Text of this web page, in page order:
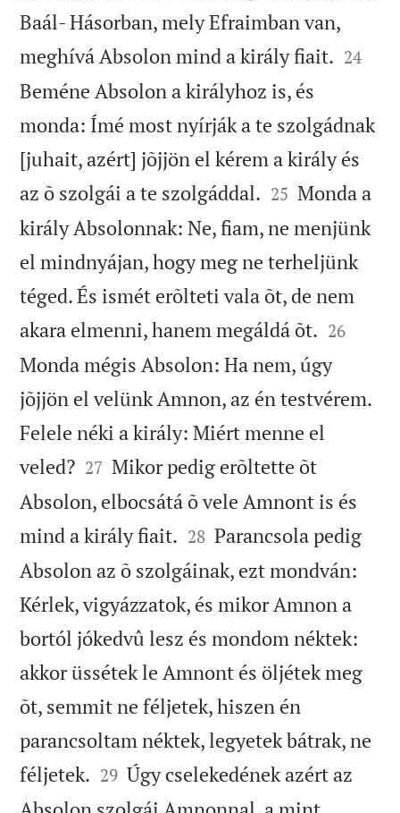
Baál- Hásorban, mely Efraimban van,
meghívá Absolon mind a király fiait. 

24
Beméne Absolon a királyhoz is, és
monda: Ímé most nyírják a te szolgádnak
[juhait, azért] jõjjön el kérem a király és
az õ szolgái a te szolgáddal. 

25 Monda a
király Absolonnak: Ne, fiam, ne menjünk
el mindnyájan, hogy meg ne terheljünk
téged. És ismét erõlteti vala õt, de nem
akara elmenni, hanem megáldá õt. 

26
Monda mégis Absolon: Ha nem, úgy
jõjjön el velünk Amnon, az én testvérem.
Felele néki a király: Miért menne el
veled?
27 Mikor pedig erõltette õt
Absolon, elbocsátá õ vele Amnont is és
mind a király fiait. 

28 Parancsola pedig
Absolon az õ szolgáinak, ezt mondván:
Kérlek, vigyázzatok, és mikor Amnon a
bortól jókedvû lesz és mondom néktek:
akkor üssétek le Amnont és öljétek meg
õt, semmit ne féljetek, hiszen én
parancsoltam néktek, legyetek bátrak, ne
féljetek. 

29 Úgy cselekedének azért az